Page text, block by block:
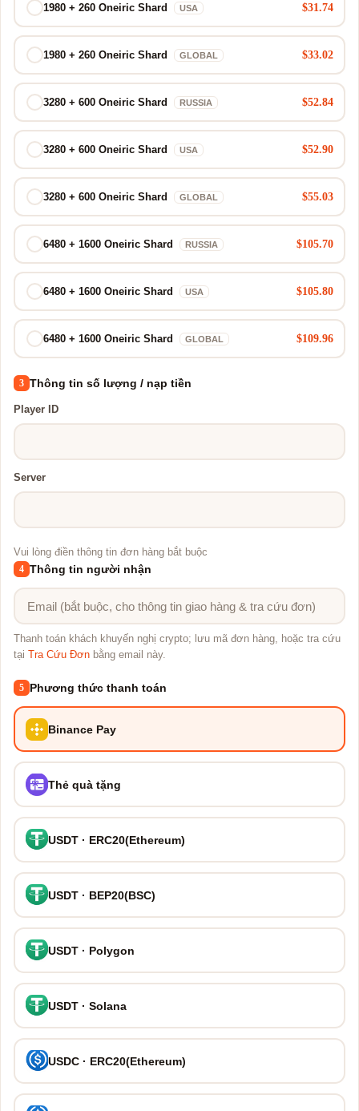
1980 + 260 Oneiric Shard USA $31.74
1980 + 260 Oneiric Shard GLOBAL $33.02
3280 + 600 Oneiric Shard RUSSIA $52.84
3280 + 600 Oneiric Shard USA $52.90
3280 + 600 Oneiric Shard GLOBAL $55.03
6480 + 1600 Oneiric Shard RUSSIA $105.70
6480 + 1600 Oneiric Shard USA $105.80
6480 + 1600 Oneiric Shard GLOBAL $109.96
3 Thông tin số lượng / nạp tiền
Player ID
Server
Vui lòng điền thông tin đơn hàng bắt buộc
4 Thông tin người nhận
Thanh toán khách khuyến nghị crypto; lưu mã đơn hàng, hoặc tra cứu
tại
Tra Cứu Đơn bằng email này.
5 Phương thức thanh toán
Binance Pay
Thẻ quà tặng
USDT · ERC20(Ethereum)
USDT · BEP20(BSC)
USDT · Polygon
USDT · Solana
USDC · ERC20(Ethereum)